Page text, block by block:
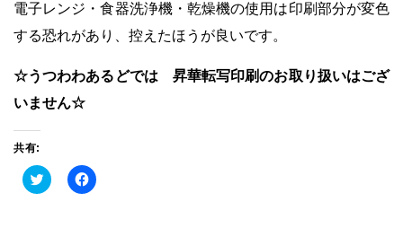
電子レンジ・食器洗浄機・乾燥機の使用は印刷部分が変色
する恐れがあり、控えたほうが良いです。
☆うつわわあるどでは 昇華転写印刷のお取り扱いはござ
いません☆
共有:
ク
リ
Facebook
で